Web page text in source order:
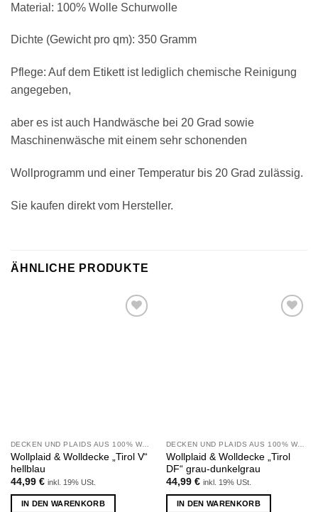
Material: 100% Wolle Schurwolle
Dichte (Gewicht pro qm): 350 Gramm
Pflege: Auf dem Etikett ist lediglich chemische Reinigung
angegeben,
aber es ist auch Handwäsche bei 20 Grad sowie
Maschinenwäsche mit einem sehr schonenden
Wollprogramm und einer Temperatur bis 20 Grad zulässig.
Sie kaufen direkt vom Hersteller.
ÄHNLICHE PRODUKTE
DECKEN UND PLAIDS AUS 100% WOLLE
Wollplaid & Wolldecke „Tirol V“
hellblau
44,99 € inkl. 19% USt.
IN DEN WARENKORB
DECKEN UND PLAIDS AUS 100% WOLLE
Wollplaid & Wolldecke „Tirol
DF“ grau-dunkelgrau
44,99 € inkl. 19% USt.
IN DEN WARENKORB